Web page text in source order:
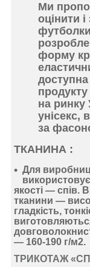
Ми
оцінити
форму
на ринку
унісекс,
за
ТКАНИНА :
Для
якості — спів.
тканини —
гладкість,
— 160-190 г/м2.
ТРИКОТАЖ